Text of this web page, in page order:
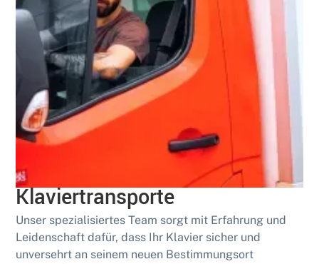
Geschult
Sichere und fachgerechte
Klaviertransporte
Unser spezialisiertes Team sorgt mit Erfahrung und
Leidenschaft dafür, dass Ihr Klavier sicher und
unversehrt an seinem neuen Bestimmungsort